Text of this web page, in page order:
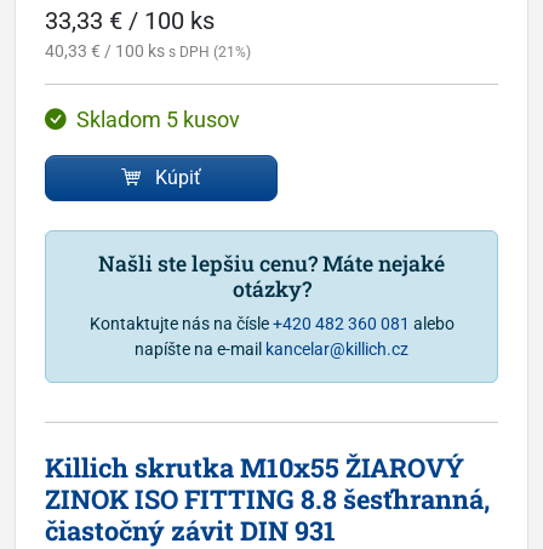
33,33 € / 100 ks
40,33 € / 100 ks s DPH (21%)
Skladom 5 kusov
Kúpiť
Našli ste lepšiu cenu? Máte nejaké
otázky?
Kontaktujte nás na čísle+420 482 360 081 alebo
napíšte na e-mail kancelar@killich.cz
Killich skrutka M10x55 ŽIAROVÝ
ZINOK ISO FITTING 8.8 šesťhranná,
čiastočný závit DIN 931